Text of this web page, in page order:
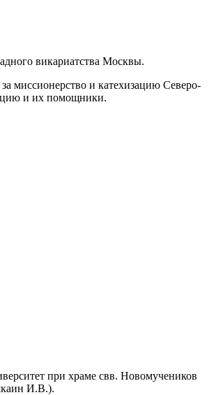
викариатства Москвы.
миссионерство и катехизацию Северо-
и их помощники.
при храме свв. Новомучеников
И.В.).